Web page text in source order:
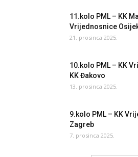
11.kolo PML – KK
Vrijednosnice
21. prosinca 2025.
10.kolo PML – KK
KK Đakovo
13. prosinca 2025.
9.kolo PML – KK
Zagreb
7. prosinca 2025.